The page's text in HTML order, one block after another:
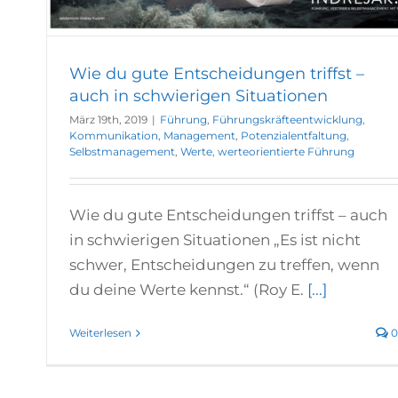
Wie du gute Entscheidungen triffst –
auch in schwierigen Situationen
März 19th, 2019 | Führung, Führungskräfteentwicklung,
Kommunikation, Management, Potenzialentfaltung,
Selbstmanagement, Werte, werteorientierte Führung
Wie du gute Entscheidungen triffst – auch
in schwierigen Situationen „Es ist nicht
schwer, Entscheidungen zu treffen, wenn
du deine Werte kennst.“ (Roy E. [...]
Weiterlesen 0